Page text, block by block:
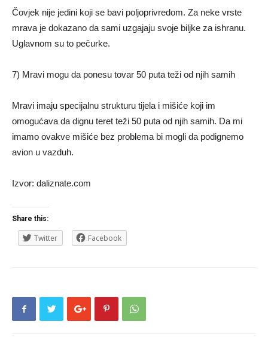
Čovjek nije jedini koji se bavi poljoprivredom. Za neke vrste
mrava je dokazano da sami uzgajaju svoje biljke za ishranu.
Uglavnom su to pečurke.
7) Mravi mogu da ponesu tovar 50 puta teži od njih samih
Mravi imaju specijalnu strukturu tijela i mišiće koji im
omogućava da dignu teret teži 50 puta od njih samih. Da mi
imamo ovakve mišiće bez problema bi mogli da podignemo
avion u vazduh.
Izvor: daliznate.com
Share this:
Twitter Facebook